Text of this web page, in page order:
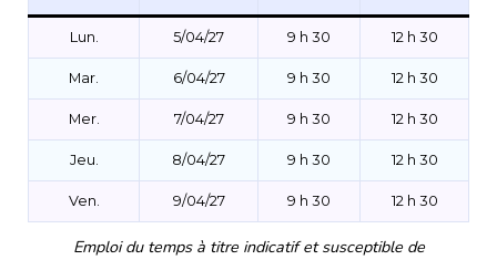
Lun. 5/04/27 9 h 30 12 h 30
Mar. 6/04/27 9 h 30 12 h 30
Mer. 7/04/27 9 h 30 12 h 30
Jeu. 8/04/27 9 h 30 12 h 30
Ven. 9/04/27 9 h 30 12 h 30
Emploi du temps à titre indicatif et susceptible de